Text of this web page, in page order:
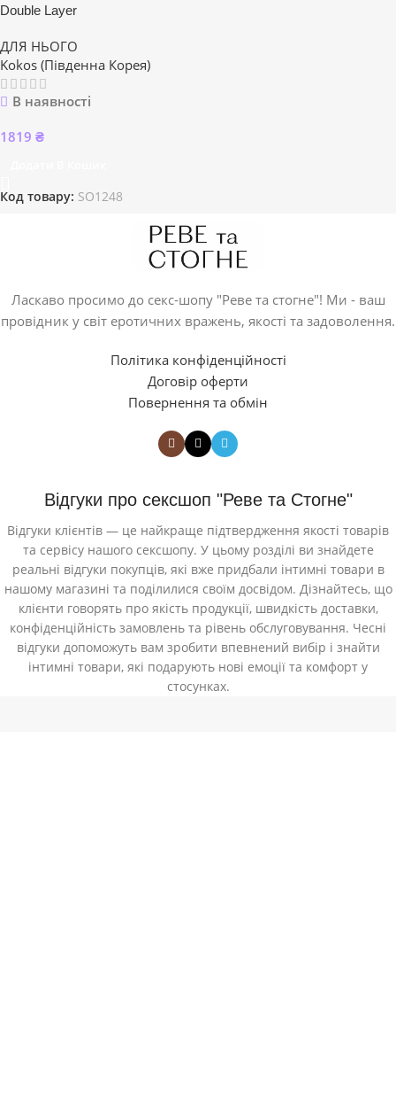
Double Layer
ДЛЯ НЬОГО
Kokos (Південна Корея)
В наявності
1819 ₴
Код товару: SO1248
Ласкаво просимо до секс-шопу "Реве та стогне"! Ми - ваш
провідник у світ еротичних вражень, якості та задоволення.
Політика конфіденційності
Договір оферти
Повернення та обмін
Відгуки про сексшоп "Реве та Стогне"
Відгуки клієнтів — це найкраще підтвердження якості товарів
та сервісу нашого сексшопу. У цьому розділі ви знайдете
реальні відгуки покупців, які вже придбали інтимні товари в
нашому магазині та поділилися своїм досвідом. Дізнайтесь, що
клієнти говорять про якість продукції, швидкість доставки,
конфіденційність замовлень та рівень обслуговування. Чесні
відгуки допоможуть вам зробити впевнений вибір і знайти
інтимні товари, які подарують нові емоції та комфорт у
стосунках.